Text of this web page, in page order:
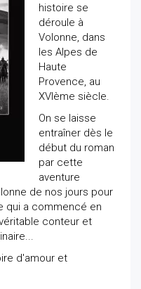
histoire se
déroule à
Volonne, dans
les Alpes de
Haute
Provence, au
XVIème siècle.
On se laisse
entraîner dès le
début du roman
par cette
aventure
de nos jours pour
qui a commencé en
conteur et
d'amour et